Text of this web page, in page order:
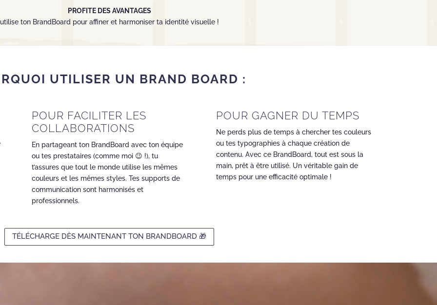
PROFITE DES AVANTAGES
utilise ton BrandBoard pour affiner et harmoniser ta identité visuelle !
UTILISER UN BRAND BOARD :
POUR FACILITER LES
COLLABORATIONS
En partageant ton BrandBoard avec ton équipe
ou tes prestataires (comme moi 😉 !), tu
t’assures que tout le monde utilise les mêmes
couleurs et les mêmes styles. Tes supports de
communication sont harmonisés et
professionnels.
POUR GAGNER DU TEMPS
Ne perds plus de temps à chercher tes couleurs
ou tes typographies à chaque création de
contenu. Avec ce BrandBoard, tout est sous la
main, prêt à être utilisé. Un véritable gain de
temps pour une efficacité optimale !
TÉLÉCHARGE DÈS MAINTENANT TON BRANDBOARD 🎁